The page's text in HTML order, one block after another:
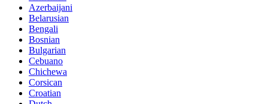
Azerbaijani
Belarusian
Bengali
Bosnian
Bulgarian
Cebuano
Chichewa
Corsican
Croatian